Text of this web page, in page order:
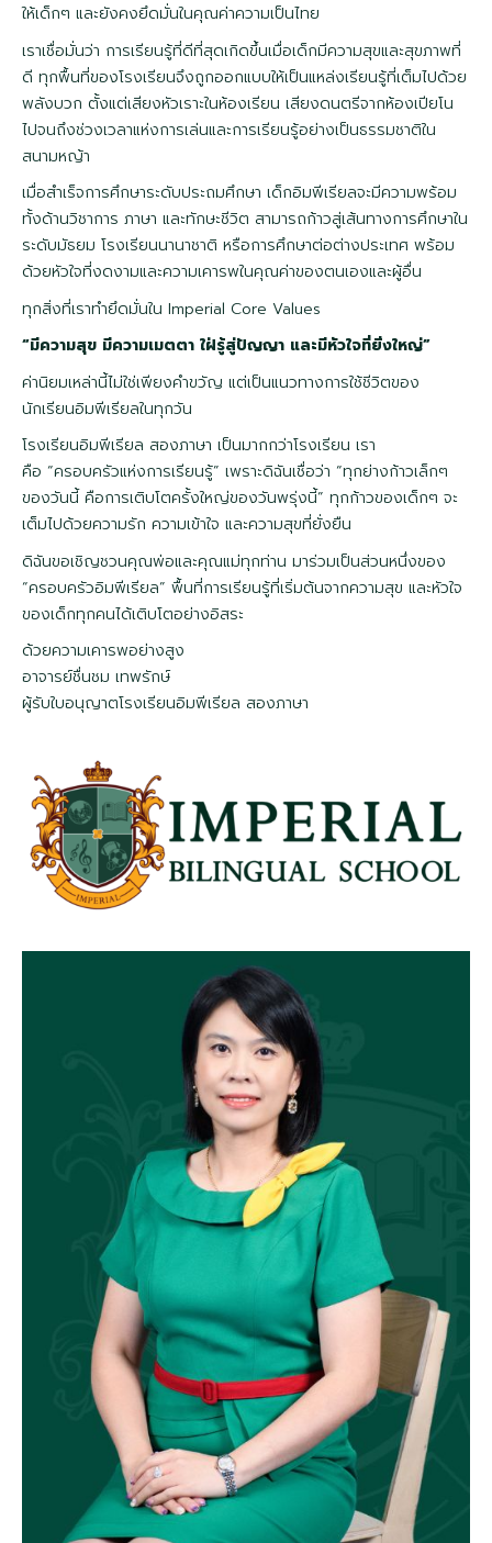
ให้เด็กๆ และยังคงยึดมั่นในคุณค่าความเป็นไทย
เราเชื่อมั่นว่า การเรียนรู้ที่ดีที่สุดเกิดขึ้นเมื่อเด็กมีความสุขและสุขภาพที่
ดี ทุกพื้นที่ของโรงเรียนจึงถูกออกแบบให้เป็นแหล่งเรียนรู้ที่เต็มไปด้วย
พลังบวก ตั้งแต่เสียงหัวเราะในห้องเรียน เสียงดนตรีจากห้องเปียโน
ไปจนถึงช่วงเวลาแห่งการเล่นและการเรียนรู้อย่างเป็นธรรมชาติใน
สนามหญ้า
เมื่อสำเร็จการศึกษาระดับประถมศึกษา เด็กอิมพีเรียลจะมีความพร้อม
ทั้งด้านวิชาการ ภาษา และทักษะชีวิต สามารถก้าวสู่เส้นทางการศึกษาใน
ระดับมัธยม โรงเรียนนานาชาติ หรือการศึกษาต่อต่างประเทศ พร้อม
ด้วยหัวใจที่งดงามและความเคารพในคุณค่าของตนเองและผู้อื่น
ทุกสิ่งที่เราทำยึดมั่นใน Imperial Core Values
“มีความสุข มีความเมตตา ใฝ่รู้สู่ปัญญา และมีหัวใจที่ยิ่งใหญ่”
ค่านิยมเหล่านี้ไม่ใช่เพียงคำขวัญ แต่เป็นแนวทางการใช้ชีวิตของ
นักเรียนอิมพีเรียลในทุกวัน
โรงเรียนอิมพีเรียล สองภาษา เป็นมากกว่าโรงเรียน เรา
คือ “ครอบครัวแห่งการเรียนรู้” เพราะดิฉันเชื่อว่า “ทุกย่างก้าวเล็กๆ
ของวันนี้ คือการเติบโตครั้งใหญ่ของวันพรุ่งนี้” ทุกก้าวของเด็กๆ จะ
เต็มไปด้วยความรัก ความเข้าใจ และความสุขที่ยั่งยืน
ดิฉันขอเชิญชวนคุณพ่อและคุณแม่ทุกท่าน มาร่วมเป็นส่วนหนึ่งของ
“ครอบครัวอิมพีเรียล” พื้นที่การเรียนรู้ที่เริ่มต้นจากความสุข และหัวใจ
ของเด็กทุกคนได้เติบโตอย่างอิสระ
ด้วยความเคารพอย่างสูง
อาจารย์ชื่นชม เทพรักษ์
ผู้รับใบอนุญาตโรงเรียนอิมพีเรียล สองภาษา